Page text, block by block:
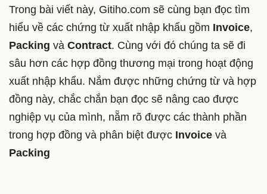
Trong bài viết này, Gitiho.com sẽ cùng bạn đọc tìm
hiểu về các chứng từ xuất nhập khẩu gồm Invoice,
Packing và Contract. Cùng với đó chúng ta sẽ đi
sâu hơn các hợp đồng thương mại trong hoạt động
xuất nhập khẩu. Nắm được những chứng từ và hợp
đồng này, chắc chắn bạn đọc sẽ nâng cao được
nghiệp vụ của mình, nẵm rõ được các thành phần
trong hợp đồng và phân biệt được Invoice và
Packing